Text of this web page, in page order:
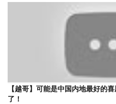
【越哥】可能是中国内地最好的
了！